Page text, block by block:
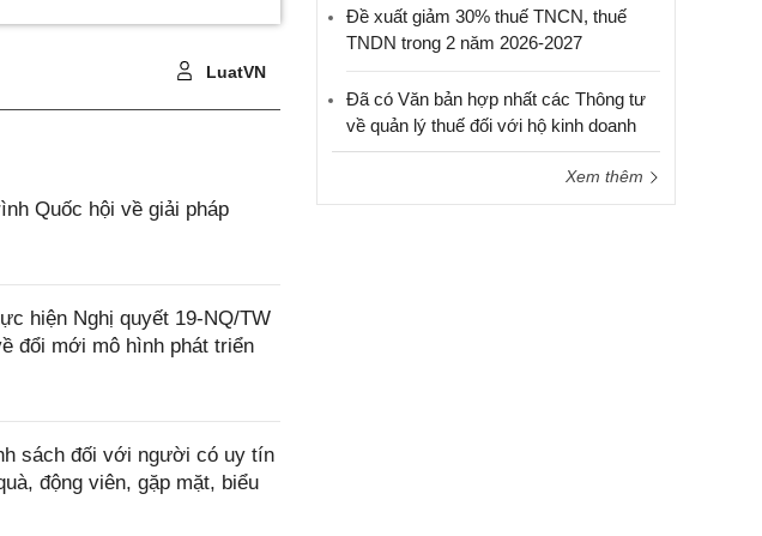
LuatVN
Quốc hội về giải pháp
hiện Nghị quyết 19-NQ/TW
đổi mới mô hình phát triển
sách đối với người có uy tín
động viên, gặp mặt, biểu
Đề xuất giảm 30% thuế TNCN, thuế
TNDN trong 2 năm 2026-2027
Đã có Văn bản hợp nhất các Thông tư
về quản lý thuế đối với hộ kinh doanh
Xem thêm